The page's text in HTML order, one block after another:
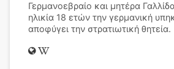
Γερμανοεβραίο και μητέρα
ηλικία 18 ετών την γερμανική
αποφύγει την στρατιωτική θητεία.